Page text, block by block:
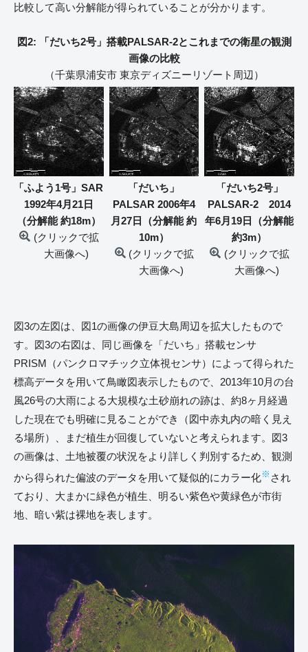
比較して高い分解能が得られていることが分かります。
図2: 「だいち2号」搭載PALSAR-2とこれまでの衛星の観測
画像の比較
（千葉県浦安市 東京ディズニーリゾート周辺）
「ふよう1号」SAR
1992年4月21日
（分解能 約18m）
(クリックで拡
大画像へ)
「だいち」
PALSAR 2006年4
月27日（分解能 約
10m）
(クリックで拡
大画像へ)
「だいち2号」
PALSAR-2 2014
年6月19日（分解能
約3m）
(クリックで拡
大画像へ)
図3の左図は、図1の画像の伊豆大島周辺を拡大したもので
す。図3の右図は、同じ画像を「だいち」搭載センサ
PRISM（パンクロマチック立体視センサ）によって得られた
標高データを用いて鳥瞰図表示したもので、2013年10月の台
風26号の大雨による大規模な土砂崩れの跡は、約8ヶ月経過
した現在でも明確に見ることができ（図中赤丸内の暗く見え
る場所）、まだ植生が回復していないと考えられます。図3
の画像は、土地被覆の状況をより詳しく判別するため、観測
から得られた偏波のデータを用いて疑似的にカラー化※ され
ており、大まかに緑色が植生、明るい紫色や黄緑色が市街
地、暗い紫は裸地を表します。